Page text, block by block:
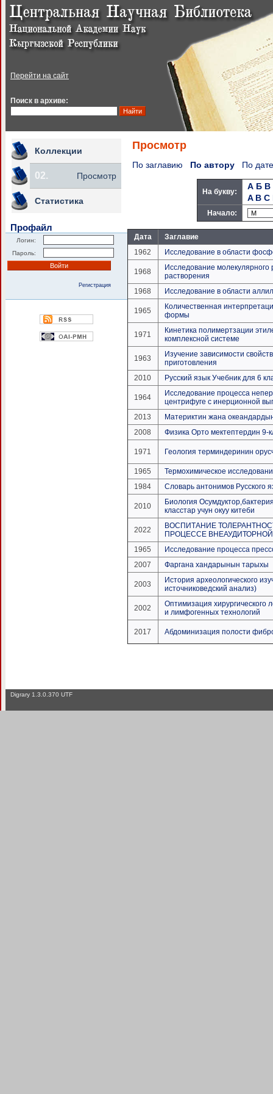
Перейти на сайт
Поиск в архиве:
Коллекции
02. Просмотр
Статистика
Профайл
Логин:
Пароль:
Регистрация
Просмотр
По заглавию По автору По дате
На букву:
А Б В
A B C
Начало:
Дата
Заглавие
1962
Исследование в области
1968
Исследование молекулярного
растворения
1968
Исследование в области
1965
Количественная
формы
1971
Кинетика полимертзации
комплексной системе
1963
Изучение зависимости
приготовления
2010
Русский язык Учебник для 6
1964
Исследование процесса
центрифуге с инерционной
2013
Материктин жана
2008
Физика Орто мектептердин 9-
1971 Геология терминдеринин
1965
Термохимическое
1984
Словарь антонимов Русского
2010
Биология
класстар учун окуу китеби
2022
ВОСПИТАНИЕ
ПРОЦЕССЕ ВНЕАУДИТОРНОЙ
1965
Исследование процесса
2007
Фаргана хандарынын тарыхы
2003
История археологического
источниковедский анализ)
2002
Оптимизация хирургического
и лимфогенных технологий
2017 Абдоминизация полости
Digrary 1.3.0.370 UTF